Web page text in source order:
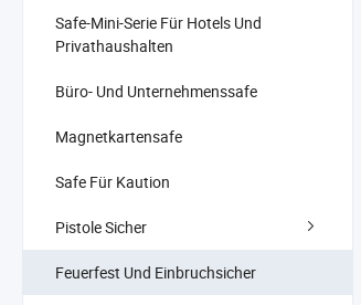
Safe-Mini-Serie Für Hotels Und
Privathaushalten
Büro- Und Unternehmenssafe
Magnetkartensafe
Safe Für Kaution
Pistole Sicher
Feuerfest Und Einbruchsicher